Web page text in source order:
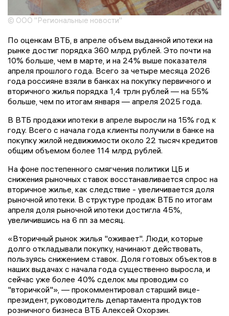
© ООО "Региональные новости"
По оценкам ВТБ, в апреле объем выданной ипотеки на
рынке достиг порядка 360 млрд рублей. Это почти на
10% больше, чем в марте, и на 24% выше показателя
апреля прошлого года. Всего за четыре месяца 2026
года россияне взяли в банках на покупку первичного и
вторичного жилья порядка 1,4 трлн рублей — на 55%
больше, чем по итогам января — апреля 2025 года.
В ВТБ продажи ипотеки в апреле выросли на 15% год к
году. Всего с начала года клиенты получили в банке на
покупку жилой недвижимости около 22 тысяч кредитов
общим объемом более 114 млрд рублей.
На фоне постепенного смягчения политики ЦБ и
снижения рыночных ставок восстанавливается спрос на
вторичное жилье, как следствие - увеличивается доля
рыночной ипотеки. В структуре продаж ВТБ по итогам
апреля доля рыночной ипотеки достигла 45%,
увеличившись на 6 пп за месяц.
«Вторичный рынок жилья "оживает". Люди, которые
долго откладывали покупку, начинают действовать,
пользуясь снижением ставок. Доля готовых объектов в
наших выдачах с начала года существенно выросла, и
сейчас уже более 40% сделок мы проводим со
"вторичкой"», — прокомментировал старший вице-
президент, руководитель департамента продуктов
розничного бизнеса ВТБ Алексей Охорзин.